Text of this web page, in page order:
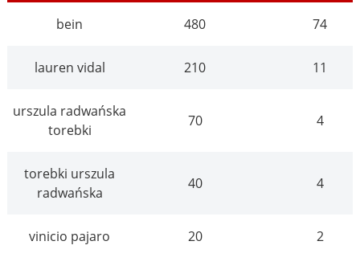
bein 480 74
lauren vidal 210 11
urszula radwańska
torebki
70 4
torebki urszula
radwańska
40 4
vinicio pajaro 20 2